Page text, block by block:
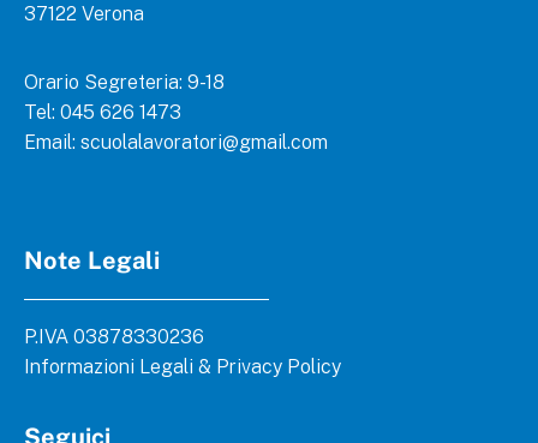
37122 Verona
Orario Segreteria: 9-18
Tel: 045 626 1473
Email: scuolalavoratori@gmail.com
Note Legali
P.IVA 03878330236
Informazioni Legali & Privacy Policy
Seguici